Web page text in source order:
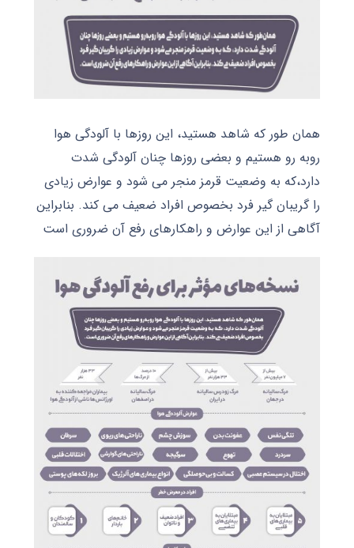
همان طور که شاهد هستید، این روزها با آلودگی هوا
روبه رو هستیم و بعضی روزها چنان آلودگی شدت
دارد،که به وضعیت قرمز منجر می شود و عوارض زیادی
را گریبان گیر فرد بخصوص افراد ضعیف می کند. بنابراین
آگاهی از این عوارض و راهکارهای رفع آن ضروری است